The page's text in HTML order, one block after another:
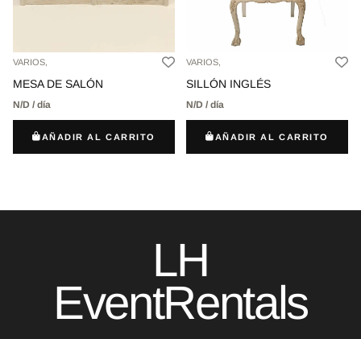
VARIOS,
MESA DE SALÓN
N/D / día
AÑADIR AL CARRITO
VARIOS,
SILLÓN INGLÉS
N/D / día
AÑADIR AL CARRITO
LH
EventRentals